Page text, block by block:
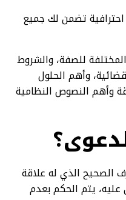
تضمن لك جميع
للصفة، والشروط
وأهم الحلول
وأهم النصوص النظامية
الذي له علاقة
يتم الحكم بعدم